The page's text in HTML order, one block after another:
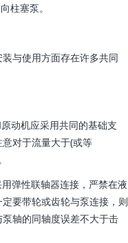
塞泵。
与使用方面存在许多共同
动机应采用共同的基础支
对于流量大于(或等
弹性联轴器连接，严禁在液
要带轮或齿轮与泵连接，则
轴的同轴度误差不大于击